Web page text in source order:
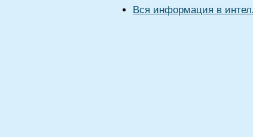
Вся информация в